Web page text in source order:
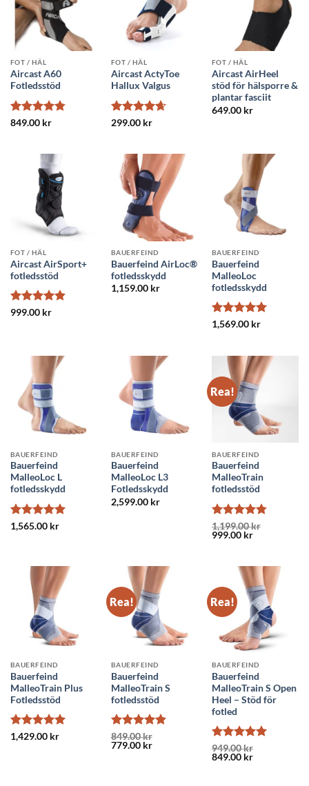
FOT / HÄL
Aircast A60
Fotledsstöd
Betygsatt
849.00 kr
FOT / HÄL
Aircast ActyToe
Hallux Valgus
Betygsatt
299.00 kr
FOT / HÄL
Aircast AirHeel
stöd för hälsporre &
plantar fasciit
649.00 kr
FOT / HÄL
Aircast AirSport+
fotledsstöd
Betygsatt
999.00 kr
BAUERFEIND
Bauerfeind AirLoc®
fotledsskydd
1,159.00 kr
BAUERFEIND
Bauerfeind
MalleoLoc
fotledsskydd
Betygsatt5
1,569.00 kr
BAUERFEIND
Bauerfeind
MalleoLoc L
fotledsskydd
Betygsatt5
1,565.00 kr
BAUERFEIND
Bauerfeind
MalleoLoc L3
Fotledsskydd
2,599.00 kr
Rea!
BAUERFEIND
Bauerfeind
MalleoTrain
fotledsstöd
Betygsatt
4.8av 5
1,199.00kr
Det
1,199.00 kr.
999.00 krDet
999.00 kr.
BAUERFEIND
Bauerfeind
MalleoTrain Plus
Fotledsstöd
Betygsatt5
1,429.00 kr
Rea!
BAUERFEIND
Bauerfeind
MalleoTrain S
fotledsstöd
Betygsatt
4.9av 5
849.00kr
Det
779.00 krDet
Rea!
BAUERFEIND
Bauerfeind
MalleoTrain S Open
Heel – Stöd för
fotled
Betygsatt
av 5
949.00kr
Det
849.00 krDet